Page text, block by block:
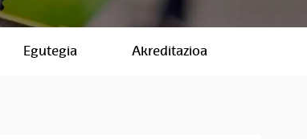
Egutegia Akreditazioa